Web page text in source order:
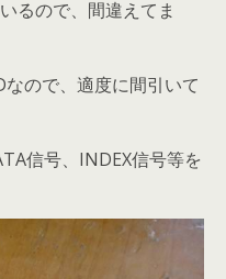
るので、間違えてま
ので、適度に間引いて
信号、INDEX信号等を